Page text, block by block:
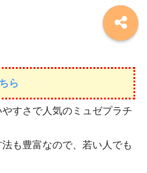
ら
すさで人気のミュゼプラチ
も豊富なので、若い人でも